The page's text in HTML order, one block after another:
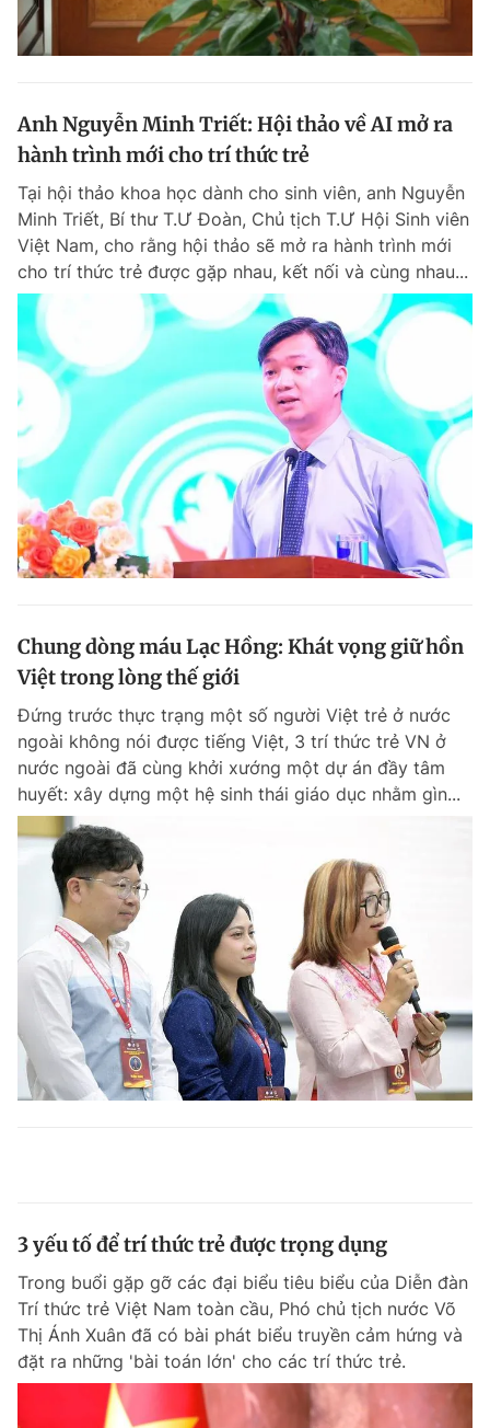
Anh Nguyễn Minh Triết: Hội thảo về AI mở ra
hành trình mới cho trí thức trẻ
Tại hội thảo khoa học dành cho sinh viên, anh Nguyễn
Minh Triết, Bí thư T.Ư Đoàn, Chủ tịch T.Ư Hội Sinh viên
Việt Nam, cho rằng hội thảo sẽ mở ra hành trình mới
cho trí thức trẻ được gặp nhau, kết nối và cùng nhau...
Chung dòng máu Lạc Hồng: Khát vọng giữ hồn
Việt trong lòng thế giới
Đứng trước thực trạng một số người Việt trẻ ở nước
ngoài không nói được tiếng Việt, 3 trí thức trẻ VN ở
nước ngoài đã cùng khởi xướng một dự án đầy tâm
huyết: xây dựng một hệ sinh thái giáo dục nhằm gìn...
3 yếu tố để trí thức trẻ được trọng dụng
Trong buổi gặp gỡ các đại biểu tiêu biểu của Diễn đàn
Trí thức trẻ Việt Nam toàn cầu, Phó chủ tịch nước Võ
Thị Ánh Xuân đã có bài phát biểu truyền cảm hứng và
đặt ra những 'bài toán lớn' cho các trí thức trẻ.